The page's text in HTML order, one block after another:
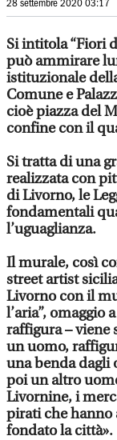
28 settembre 2020 03:17
Si intitola “Fiori
può ammirare
istituzionale
Comune e
cioè piazza del
confine con il
Si tratta di una
realizzata con
di Livorno, le
fondamentali
l’uguaglianza.
Il murale, così
street artist
Livorno con il
l’aria”, omaggio
raffigura – viene
un uomo,
una benda dagli
poi un altro
Livornine, i
pirati che hanno
fondato la città».